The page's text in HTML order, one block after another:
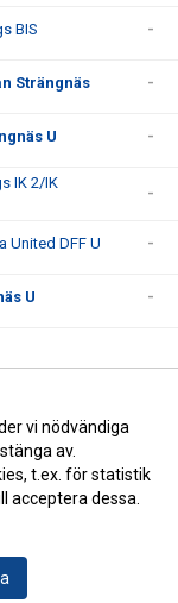
BIS -
Strängnäs -
U -
IK 2/IK
-
United DFF U -
U -
vi nödvändiga
av.
t.ex. för statistik
acceptera dessa.